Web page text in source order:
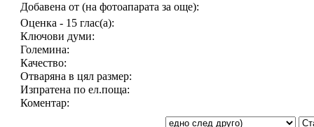
Добавена от (на фотоапарата за още):
Оценка - 15 глас(а):
Ключови думи:
Големина:
Качество:
Отваряна в цял размер:
Изпратена по ел.поща:
Коментар: